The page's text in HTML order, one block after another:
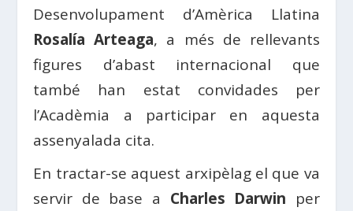
Desenvolupament d’Amèrica Llatina
Rosalía Arteaga, a més de rellevants
figures d’abast internacional que
també han estat convidades per
l’Acadèmia a participar en aquesta
assenyalada cita.
En tractar-se aquest arxipèlag el que va
servir de base a Charles Darwin per